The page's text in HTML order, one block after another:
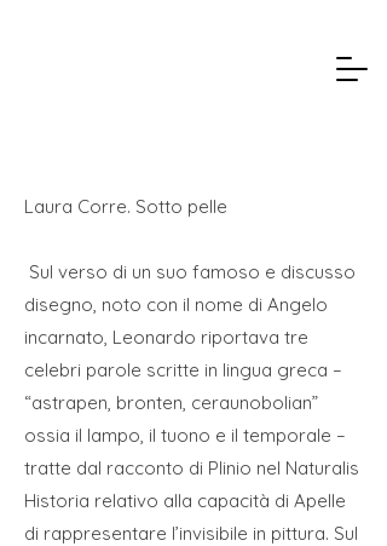
Laura Corre. Sotto pelle
Sul verso di un suo famoso e discusso
disegno, noto con il nome di Angelo
incarnato, Leonardo riportava tre
celebri parole scritte in lingua greca –
“astrapen, bronten, ceraunobolian”
ossia il lampo, il tuono e il temporale –
tratte dal racconto di Plinio nel Naturalis
Historia relativo alla capacità di Apelle
di rappresentare l’invisibile in pittura. Sul